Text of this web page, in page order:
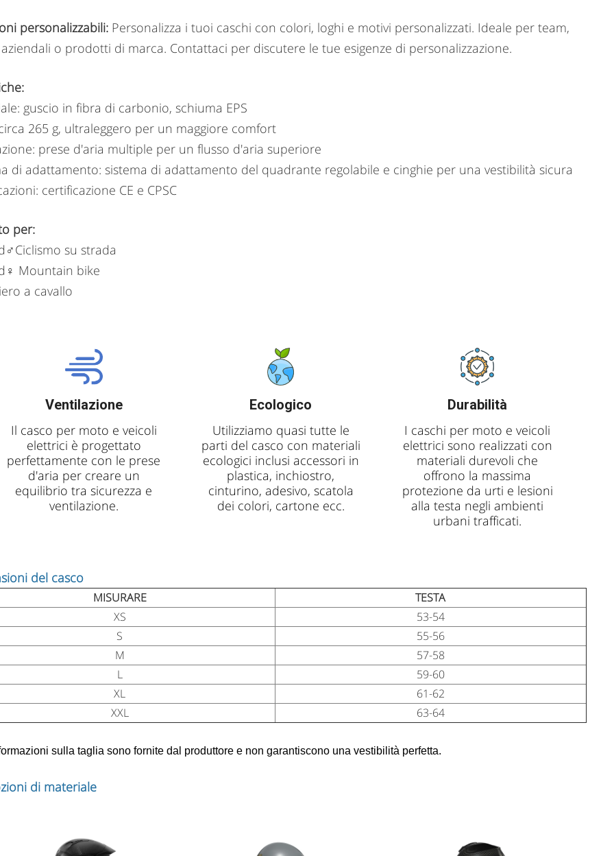
personalizzabili:Personalizza i tuoi caschi con colori, loghi e motivi personalizzati. Ideale per team,
o prodotti di marca. Contattaci per discutere le tue esigenze di personalizzazione.
guscio in fibra di carbonio, schiuma EPS
265 g, ultraleggero per un maggiore comfort
prese d'aria multiple per un flusso d'aria superiore
di adattamento: sistema di adattamento del quadrante regolabile e cinghie per una vestibilità sicura
certificazione CE e CPSC
per:
su strada
Mountain bike
a cavallo
Ventilazione
Il casco per moto e veicoli
elettrici è progettato
perfettamente con le prese
d'aria per creare un
equilibrio tra sicurezza e
ventilazione.
Ecologico
Utilizziamo quasi tutte le
parti del casco con materiali
ecologici inclusi accessori in
plastica, inchiostro,
cinturino, adesivo, scatola
dei colori, cartone ecc.
Durabilità
I caschi per moto e veicoli
elettrici sono realizzati con
materiali durevoli che
offrono la massima
protezione da urti e lesioni
alla testa negli ambienti
urbani trafficati.
del casco
MISURARE
TESTA
XS
53-54
S
55-56
M
57-58
L
59-60
XL
61-62
XXL
63-64
sulla taglia sono fornite dal produttore e non garantiscono una vestibilità perfetta.
di materiale